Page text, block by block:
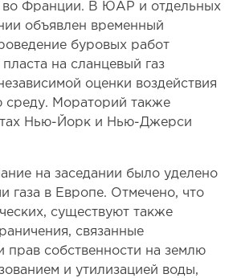
во Франции. В ЮАР и отдельных
объявлен временный
буровых работ
на сланцевый газ
оценки воздействия
Мораторий также
Нью-Йорк и Нью-Джерси
на заседании было уделено
газа в Европе. Отмечено, что
существуют также
связанные
прав собственности на землю
и утилизацией воды,